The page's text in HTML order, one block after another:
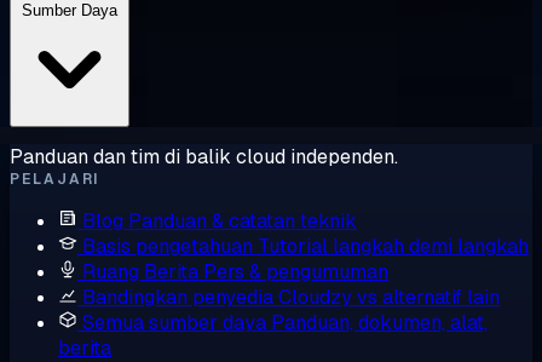
Sumber Daya
Panduan dan tim di balik cloud independen.
PELAJARI
Blog Panduan & catatan teknik
Basis pengetahuan Tutorial langkah demi langkah
Ruang Berita Pers & pengumuman
Bandingkan penyediaCloudzy vs alternatif lain
Semua sumber daya Panduan, dokumen, alat,
berita